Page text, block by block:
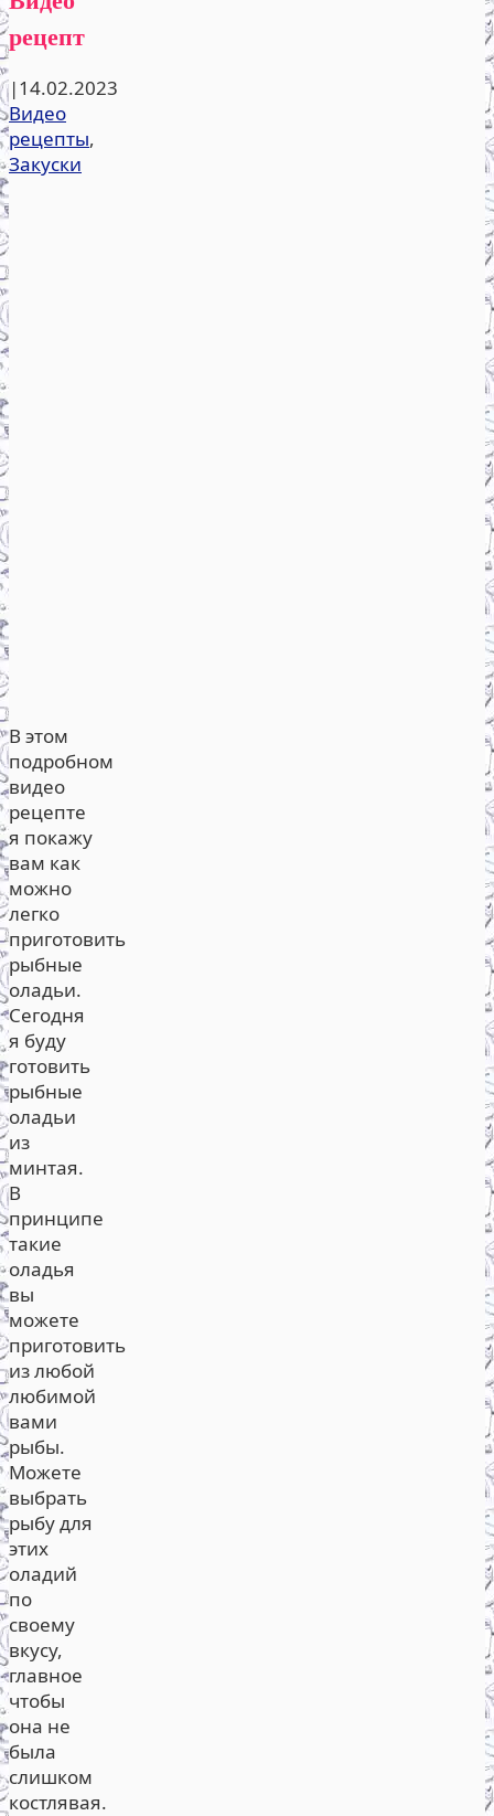
рецепт
|14.02.2023
Видео
рецепты,
Закуски
В этом
подробном
видео
рецепте
я покажу
вам как
можно
легко
приготовить
рыбные
оладьи.
Сегодня
я буду
готовить
рыбные
оладьи
из
минтая.
В
принципе
такие
оладья
вы
можете
приготовить
из любой
любимой
вами
рыбы.
Можете
выбрать
рыбу для
этих
оладий
по
своему
вкусу,
главное
чтобы
она не
была
слишком
костлявая.